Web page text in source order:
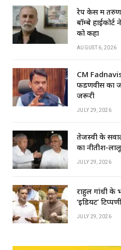
रेप केस में तरुण
बॉम्बे
को कहा
AUGUST 6, 2026
CM
फडणवीस का
जरूरी
JULY 29, 2026
तेजस्वी के
का नीतीश-
JULY 29, 2026
राहुल गांधी के
‘इडियट’
JULY 29, 2026